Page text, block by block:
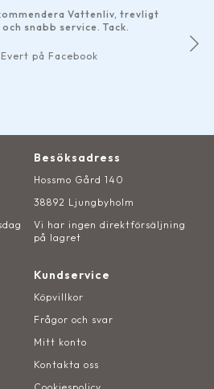
Vattenliv, trevligt
snabb service. Tack.
på Facebook
Besöksadress
Hossmo Gård 140
38892 Ljungbyholm
Vi har ingen direktförsäljning
på lagret
Kundservice
Köpvillkor
Frågor och svar
Mitt konto
Kontakta oss